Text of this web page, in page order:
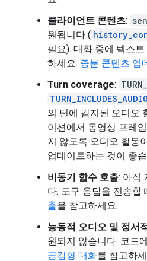
클라이언트 콘텐츠:
원됩니다 (
필요). 대화 중에 텍스
하세요. 증분 콘텐츠 업
Turn coverage:
의 턴에 감지된 오디오
이션에서 동영상 프레
지 않도록 오디오 활동
업데이트하는 것이 좋
비동기 함수 호출: 아직
다. 도구 응답을 전송할
출을 참고하세요.
능동적 오디오 및 정서
원되지 않습니다. 코드
공감형 대화를 참고하